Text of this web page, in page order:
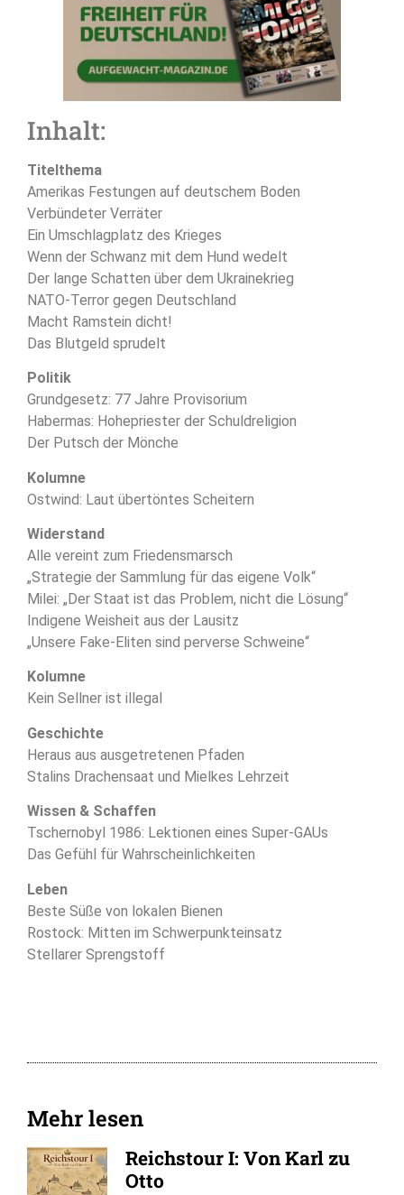
Inhalt:
Titelthema
Amerikas Festungen auf deutschem Boden
Verbündeter Verräter
Ein Umschlagplatz des Krieges
Wenn der Schwanz mit dem Hund wedelt
Der lange Schatten über dem Ukrainekrieg
NATO-Terror gegen Deutschland
Macht Ramstein dicht!
Das Blutgeld sprudelt
Politik
Grundgesetz: 77 Jahre Provisorium
Habermas: Hohepriester der Schuldreligion
Der Putsch der Mönche
Kolumne
Ostwind: Laut übertöntes Scheitern
Widerstand
Alle vereint zum Friedensmarsch
„Strategie der Sammlung für das eigene Volk“
Milei: „Der Staat ist das Problem, nicht die Lösung“
Indigene Weisheit aus der Lausitz
„Unsere Fake-Eliten sind perverse Schweine“
Kolumne
Kein Sellner ist illegal
Geschichte
Heraus aus ausgetretenen Pfaden
Stalins Drachensaat und Mielkes Lehrzeit
Wissen & Schaffen
Tschernobyl 1986: Lektionen eines Super-GAUs
Das Gefühl für Wahrscheinlichkeiten
Leben
Beste Süße von lokalen Bienen
Rostock: Mitten im Schwerpunkteinsatz
Stellarer Sprengstoff
Mehr lesen
Reichstour I: Von Karl zu
Otto